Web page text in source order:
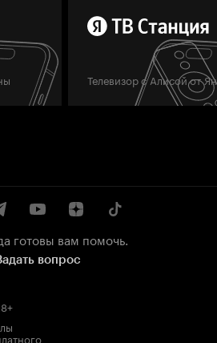
Телевизор с Алисой от
готовы вам помочь.
вопрос